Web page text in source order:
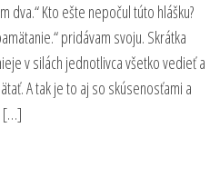
dva.“ Kto ešte nepočul túto hlášku?
pridávam svoju. Skrátka
v silách jednotlivca všetko vedieť a
A tak je to aj so skúsenosťami a
[…]